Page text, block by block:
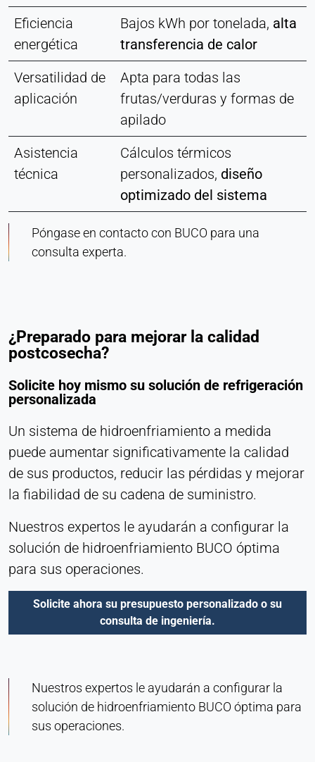
Eficiencia
energética
Bajos kWh por tonelada, alta
transferencia de calor
Versatilidad de
aplicación
Apta para todas las
frutas/verduras y formas de
apilado
Asistencia
técnica
Cálculos térmicos
personalizados, diseño
optimizado del sistema
Póngase en contacto con BUCO para una
consulta experta.
¿Preparado para mejorar la calidad
postcosecha?
Solicite hoy mismo su solución de refrigeración
personalizada
Un sistema de hidroenfriamiento a medida
puede aumentar significativamente la calidad
de sus productos, reducir las pérdidas y mejorar
la fiabilidad de su cadena de suministro.
Nuestros expertos le ayudarán a configurar la
solución de hidroenfriamiento BUCO óptima
para sus operaciones.
Solicite ahora su presupuesto personalizado o su
consulta de ingeniería.
Nuestros expertos le ayudarán a configurar la
solución de hidroenfriamiento BUCO óptima para
sus operaciones.